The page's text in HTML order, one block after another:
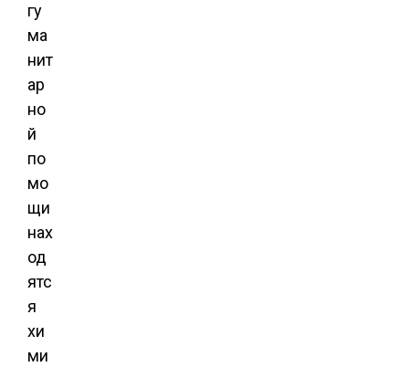
гу
ма
нит
ар
но
й
по
мо
щи
нах
од
ятс
я
хи
ми